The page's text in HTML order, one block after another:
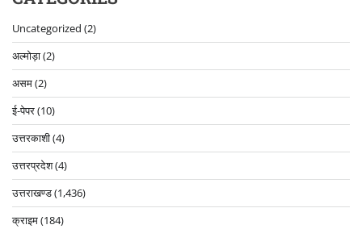
Uncategorized (2)
अल्मोड़ा(2)
असम(2)
ई-पेपर(10)
उत्तरकाशी(4)
उत्तरप्रदेश(4)
उत्तराखण्ड(1,436)
क्राइम(184)